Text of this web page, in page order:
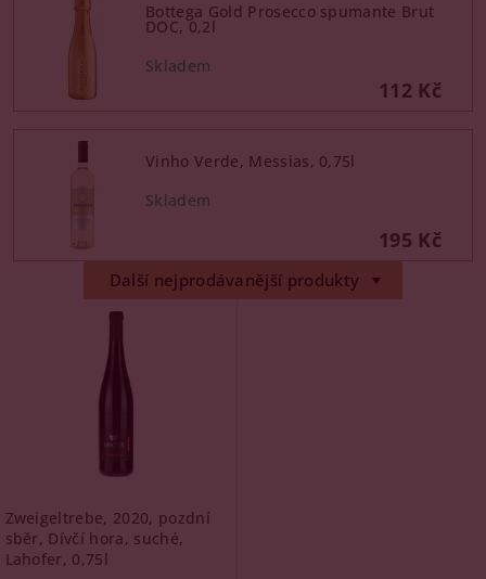
Bottega Gold Prosecco spumante Brut
DOC, 0,2l
112 Kč
Vinho Verde, Messias, 0,75l
195 Kč
Další nejprodávanější produkty
Zweigeltrebe, 2020, pozdní
sběr, Dívčí hora, suché,
Lahofer, 0,75l